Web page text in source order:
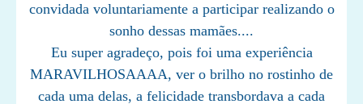
convidada voluntariamente a participar realizando o
sonho dessas mamães....
Eu super agradeço, pois foi uma experiência
MARAVILHOSAAAA, ver o brilho no rostinho de
cada uma delas, a felicidade transbordava a cada